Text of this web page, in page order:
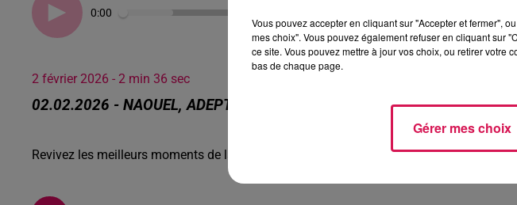
0:00
2 février 2026 - 2 min 36 sec
02.02.2026 - NAOUEL, ADEPTE DES VOCAUX
Revivez les meilleurs moments de la Ligne des Auditeurs
Vous pouvez accepter en cliquant sur "Accepter et fermer",
mes choix". Vous pouvez également refuser en cliquant sur
ce site. Vous pouvez mettre à jour vos choix, ou retirer votre
bas de chaque page.
Gérer mes choix